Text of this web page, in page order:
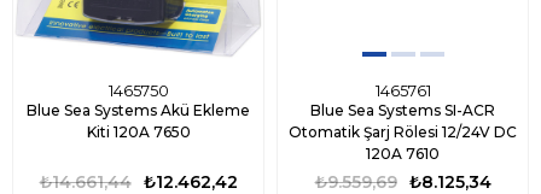
1465750
Blue Sea Systems Akü Ekleme
Kiti 120A 7650
₺12.462,42
₺14.661,44
1465761
Blue Sea Systems SI-ACR
Otomatik Şarj Rölesi 12/24V DC
120A 7610
₺8.125,34
₺9.559,69